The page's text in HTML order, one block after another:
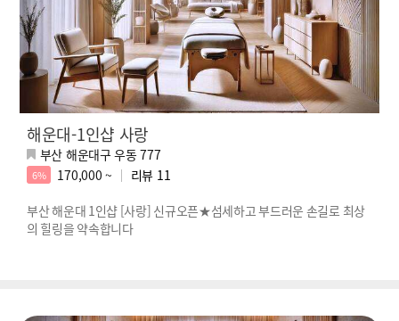
해운대-1인샵 사랑
부산 해운대구 우동 777
6% 170,000 ~ 리뷰 11
부산 해운대 1인샵 [사랑] 신규오픈★섬세하고 부드러운 손길로 최상
의 힐링을 약속합니다